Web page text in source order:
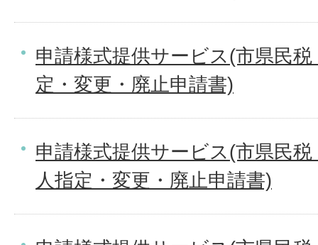
申請様式提供サービス(市県民
定・変更・廃止申請書)
申請様式提供サービス(市県民
人指定・変更・廃止申請書)